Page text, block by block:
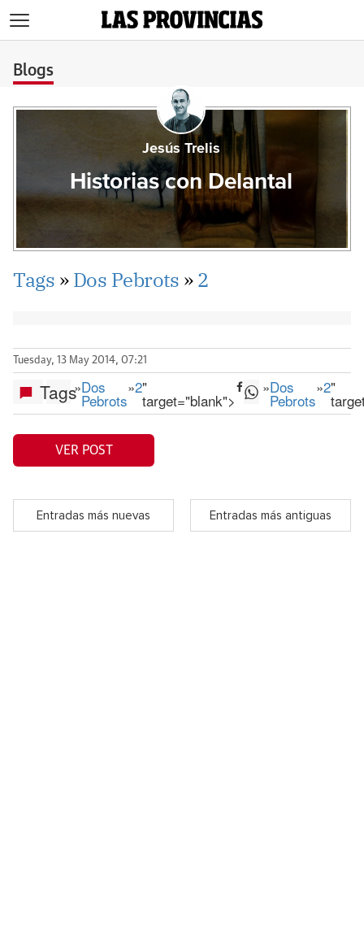
Blogs
Jesús Trelis
Historias con Delantal
Tags »Dos Pebrots »2
Tuesday, 13 May 2014, 07:21
Tags»Dos
Pebrots
»2"
target="blank">
»Dos
Pebrots
»2"
VER POST
Entradas más nuevas Entradas más antiguas